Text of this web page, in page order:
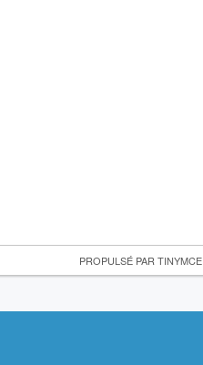
PROPULSÉ PAR TINYMCE